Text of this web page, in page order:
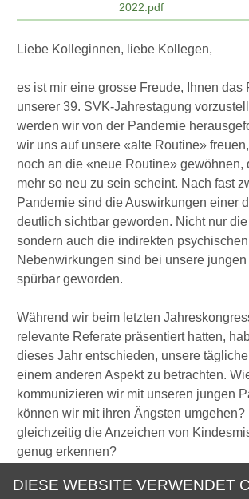
DIESE WEBSITE VERWENDET
2022.pdf
Liebe Kolleginnen, liebe Kollegen,
es ist mir eine grosse Freude, Ihnen das
unserer 39. SVK-Jahrestagung
werden wir von der Pandemie
wir uns auf unsere «alte Routine»
noch an die «neue Routine» gewöhnen,
mehr so neu zu sein scheint. Nach fast
Pandemie sind die Auswirkungen einer
deutlich sichtbar geworden. Nicht nur
sondern auch die indirekten psychischen
Nebenwirkungen sind bei unsere
spürbar geworden.
Während wir beim letzten
relevante Referate präsentiert hatten,
dieses Jahr entschieden, unsere
einem anderen Aspekt zu betrachten.
kommunizieren wir mit unseren jungen
können wir mit ihren Ängsten
gleichzeitig die Anzeichen von
genug erkennen?
Im Bewusstsein der «alt-neuen